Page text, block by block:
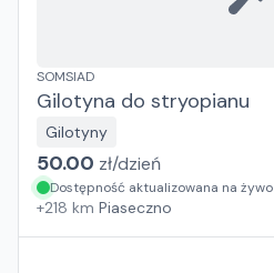
SOMSIAD
Gilotyna do stryopianu
Gilotyny
50.00 zł/dzień
Dostępność aktualizowana na żywo
+218 km Piaseczno